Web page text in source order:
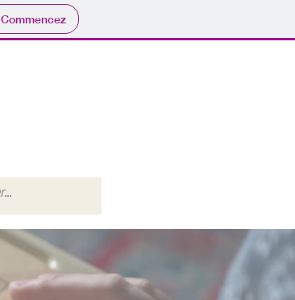
Commencez